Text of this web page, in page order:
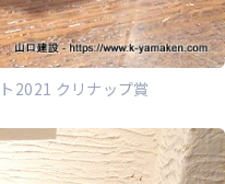
2021 クリナップ賞